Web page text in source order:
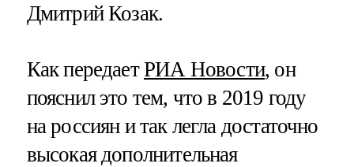
Дмитрий Козак.
Как передаетРИА Новости, он
пояснил это тем, что в 2019 году
на россиян и так легла достаточно
высокая дополнительная